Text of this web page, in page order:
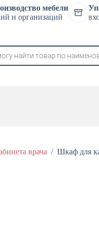
мебели
и организаций
врача / Шкаф для